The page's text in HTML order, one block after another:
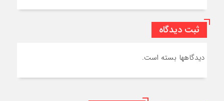
ثبت دیدگاه
دیدگاهها بسته است.